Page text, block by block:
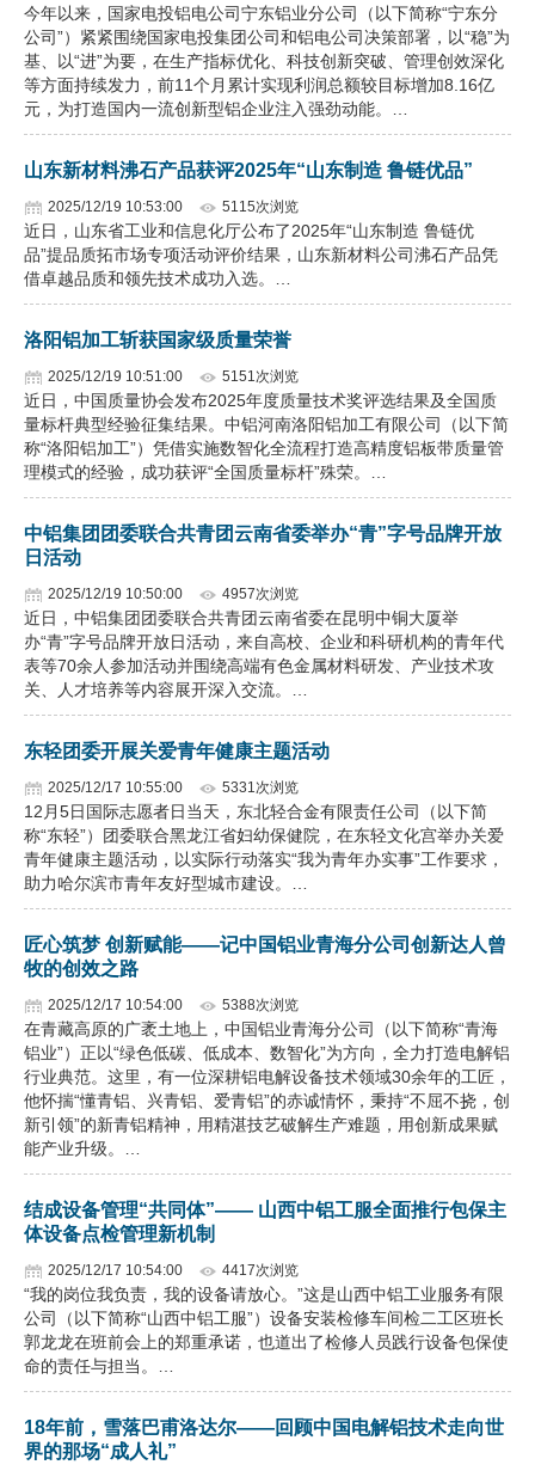
今年以来，国家电投铝电公司宁东铝业分公司（以下简称“宁东分
公司”）紧紧围绕国家电投集团公司和铝电公司决策部署，以“稳”为
基、以“进”为要，在生产指标优化、科技创新突破、管理创效深化
等方面持续发力，前11个月累计实现利润总额较目标增加8.16亿
元，为打造国内一流创新型铝企业注入强劲动能。…
山东新材料沸石产品获评2025年“山东制造 鲁链优品”
2025/12/19 10:53:00 5115次浏览
近日，山东省工业和信息化厅公布了2025年“山东制造 鲁链优
品”提品质拓市场专项活动评价结果，山东新材料公司沸石产品凭
借卓越品质和领先技术成功入选。…
洛阳铝加工斩获国家级质量荣誉
2025/12/19 10:51:00 5151次浏览
近日，中国质量协会发布2025年度质量技术奖评选结果及全国质
量标杆典型经验征集结果。中铝河南洛阳铝加工有限公司（以下简
称“洛阳铝加工”）凭借实施数智化全流程打造高精度铝板带质量管
理模式的经验，成功获评“全国质量标杆”殊荣。…
中铝集团团委联合共青团云南省委举办“青”字号品牌开放
日活动
2025/12/19 10:50:00 4957次浏览
近日，中铝集团团委联合共青团云南省委在昆明中铜大厦举
办“青”字号品牌开放日活动，来自高校、企业和科研机构的青年代
表等70余人参加活动并围绕高端有色金属材料研发、产业技术攻
关、人才培养等内容展开深入交流。…
东轻团委开展关爱青年健康主题活动
2025/12/17 10:55:00 5331次浏览
12月5日国际志愿者日当天，东北轻合金有限责任公司（以下简
称“东轻”）团委联合黑龙江省妇幼保健院，在东轻文化宫举办关爱
青年健康主题活动，以实际行动落实“我为青年办实事”工作要求，
助力哈尔滨市青年友好型城市建设。…
匠心筑梦 创新赋能——记中国铝业青海分公司创新达人曾
牧的创效之路
2025/12/17 10:54:00 5388次浏览
在青藏高原的广袤土地上，中国铝业青海分公司（以下简称“青海
铝业”）正以“绿色低碳、低成本、数智化”为方向，全力打造电解铝
行业典范。这里，有一位深耕铝电解设备技术领域30余年的工匠，
他怀揣“懂青铝、兴青铝、爱青铝”的赤诚情怀，秉持“不屈不挠，创
新引领”的新青铝精神，用精湛技艺破解生产难题，用创新成果赋
能产业升级。…
结成设备管理“共同体”—— 山西中铝工服全面推行包保主
体设备点检管理新机制
2025/12/17 10:54:00 4417次浏览
“我的岗位我负责，我的设备请放心。”这是山西中铝工业服务有限
公司（以下简称“山西中铝工服”）设备安装检修车间检二工区班长
郭龙龙在班前会上的郑重承诺，也道出了检修人员践行设备包保使
命的责任与担当。…
18年前，雪落巴甫洛达尔——回顾中国电解铝技术走向世
界的那场“成人礼”